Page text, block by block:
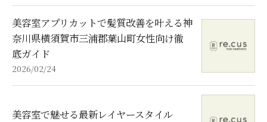
美容室アプリカットで髪質改善を叶える神
奈川県横須賀市三浦郡葉山町女性向け徹
底ガイド
2026/02/24
美容室で魅せる最新レイヤースタイル